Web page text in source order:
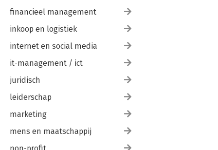
financieel management
inkoop en logistiek
internet en social media
it-management / ict
juridisch
leiderschap
marketing
mens en maatschappij